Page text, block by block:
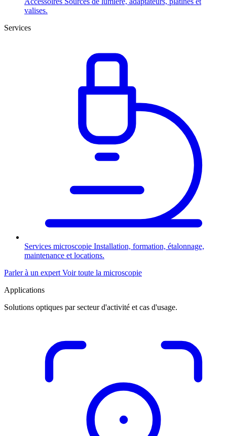
valises.
Services
Services microscopie Installation, formation, étalonnage,
maintenance et locations.
Parler à un expert Voir toute la microscopie
Applications
Solutions optiques par secteur d'activité et cas d'usage.